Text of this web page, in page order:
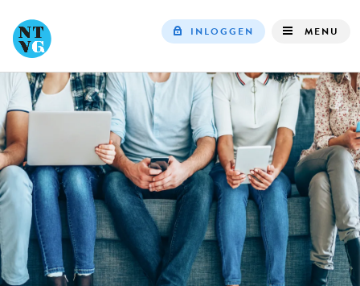
navigation
INLOGGEN MENU